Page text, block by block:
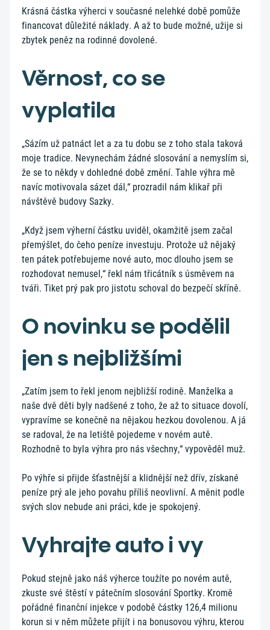
Krásná částka výherci v současné nelehké době pomůže
financovat důležité náklady. A až to bude možné, užije si
zbytek peněz na rodinné dovolené.
Věrnost, co se
vyplatila
„Sázím už patnáct let a za tu dobu se z toho stala taková
moje tradice. Nevynechám žádné slosování a nemyslím si,
že se to někdy v dohledné době změní. Tahle výhra mě
navíc motivovala sázet dál,“ prozradil nám klikař při
návštěvě budovy Sazky.
„Když jsem výherní částku uviděl, okamžitě jsem začal
přemýšlet, do čeho peníze investuju. Protože už nějaký
ten pátek potřebujeme nové auto, moc dlouho jsem se
rozhodovat nemusel,“ řekl nám třicátník s úsměvem na
tváři. Tiket prý pak pro jistotu schoval do bezpečí skříně.
O novinku se podělil
jen s nejbližšími
„Zatím jsem to řekl jenom nejbližší rodině. Manželka a
naše dvě děti byly nadšené z toho, že až to situace dovolí,
vypravíme se konečně na nějakou hezkou dovolenou. A já
se radoval, že na letiště pojedeme v novém autě.
Rozhodně to byla výhra pro nás všechny,“ vypověděl muž.
Po výhře si přijde šťastnější a klidnější než dřív, získané
peníze prý ale jeho povahu příliš neovlivní. A měnit podle
svých slov nebude ani práci, kde je spokojený.
Vyhrajte auto i vy
Pokud stejně jako náš výherce toužíte po novém autě,
zkuste své štěstí v pátečním slosování Sportky. Kromě
pořádné finanční injekce v podobě částky 126,4 milionu
korun si v něm můžete přijít i na bonusovou výhru, kterou